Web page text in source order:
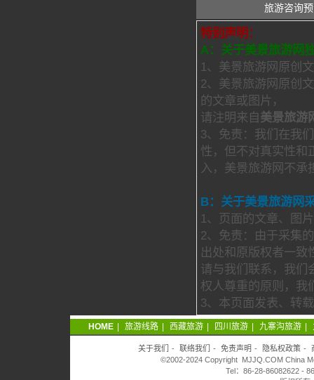
旅游咨询
特别声明：
A：关于美景旅游网
1、美景旅游网原创
2、美景旅游网原创
的文章或图片，
请注明来自美景旅游
3、免责：我们在我
性，但不对真实性和
入，美景旅游网不承
B：关于美景旅游网
1、页面的文章、图
2、免责：由于采集
出处和原版权者一致
请与我们联系，我们
权人尊重的原则，我
3、本页面发表、转
HOME | 旅游线路 | 西藏旅游 | 四川旅游 | 九寨沟旅游 |
关于我们 - 联络我们 - 免责声明 - 隐私权政策 -
©2002-2024 Copyright MJJQ.COM China
Tel：86-28-86082622 -